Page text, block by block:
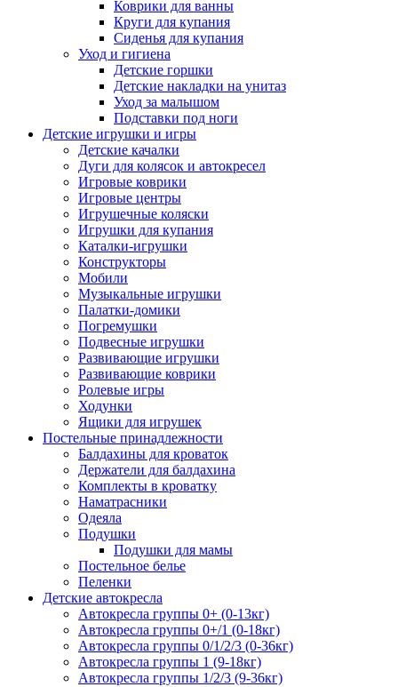
Коврики для ванны
Круги для купания
Сиденья для купания
Уход и гигиена
Детские горшки
Детские накладки на унитаз
Уход за малышом
Подставки под ноги
Детские игрушки и игры
Детские качалки
Дуги для колясок и автокресел
Игровые коврики
Игровые центры
Игрушечные коляски
Игрушки для купания
Каталки-игрушки
Конструкторы
Мобили
Музыкальные игрушки
Палатки-домики
Погремушки
Подвесные игрушки
Развивающие игрушки
Развивающие коврики
Ролевые игры
Ходунки
Ящики для игрушек
Постельные принадлежности
Балдахины для кроваток
Держатели для балдахина
Комплекты в кроватку
Наматрасники
Одеяла
Подушки
Подушки для мамы
Постельное белье
Пеленки
Детские автокресла
Автокресла группы 0+ (0-13кг)
Автокресла группы 0+/1 (0-18кг)
Автокресла группы 0/1/2/3 (0-36кг)
Автокресла группы 1 (9-18кг)
Автокресла группы 1/2/3 (9-36кг)